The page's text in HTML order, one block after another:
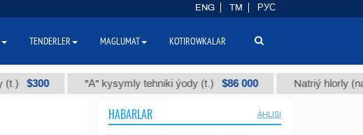
$300 "А" kysymly tehniki ýody (t.) $86 000 Natriý hlorly
HABARLAR ÄHLISI
ENG TM РУС
TENDERLER MAGLUMAT KOTIROWKALAR